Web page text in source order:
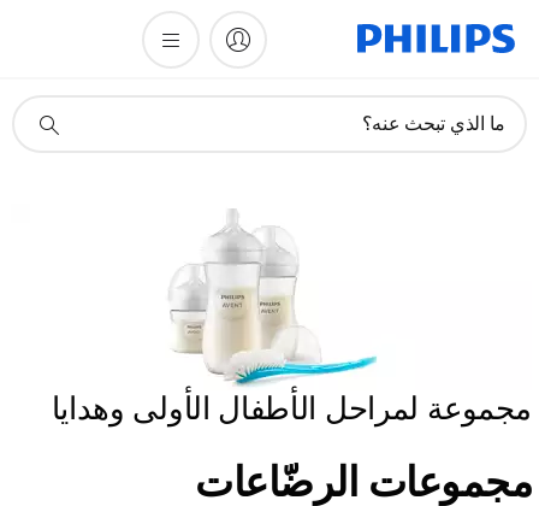
دعم
ما الذي تبحث عنه؟
مجموعة لمراحل الأطفال الأولى وهدايا
مجموعات الرضّاعات